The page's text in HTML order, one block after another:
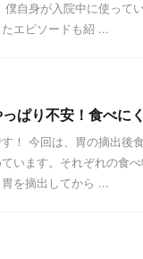
自身が入院中に使って
エピソードも紹 ...
ぱり不安！食べに
！ 今回は、胃の摘出後
います。それぞれの食
を摘出してから ...